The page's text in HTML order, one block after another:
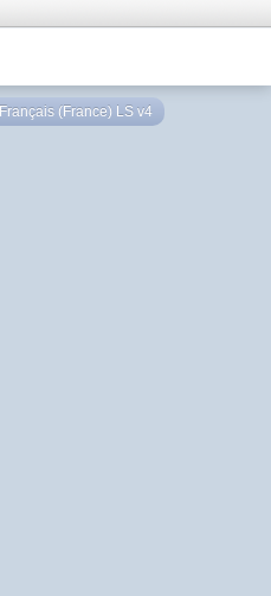
Français (France) LS v4